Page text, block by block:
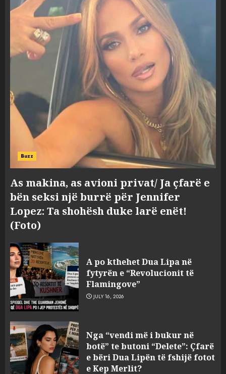
Buzz
As makina, as avioni privat/ Ja çfarë e
bën seksi një burrë për Jennifer
Lopez: Ta shohësh duke larë enët!
(Foto)
A po kthehet Dua Lipa në
fytyrën e “Revolucionit të
Flamingove”
JULY 16, 2026
Nga “vendi më i bukur në
botë” te butoni “Delete”: Çfarë
e bëri Dua Lipën të fshijë fotot
e Kep Merlit?
Hakeruesi i Raiffeisen Bank,
Eglind Mançja punonte tek
Kredo.al, vuri në Linkedin
foto të një personi tjetër
AUGUST 7, 2026
4
Nuk u ekstradua, por u
deportua nga SHBA, si u kthye
në Shqipëri Sokol Hoxha pas
30 viteve arrati. Pse Tirana po
i kërkon ndihmë Brukselit
5
pushimeve në Kosovë, humbin
jetën në aksident tre anëtarët
e familjes!
ekstradimin e Samir
Rodriguez, i dyshuar për
laboratorin e kokainës në
Frakull